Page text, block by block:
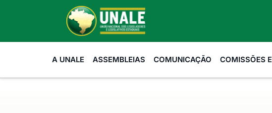
A UNALE ASSEMBLEIAS COMUNICAÇÃO COMISSÕES